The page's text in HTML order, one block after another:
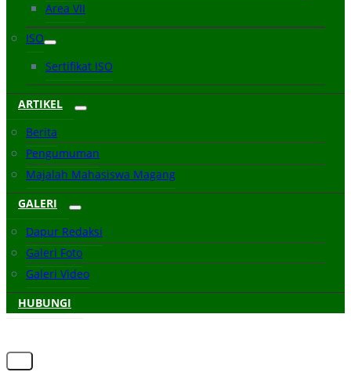
Area VII
ISO
Sertifikat ISO
ARTIKEL
Berita
Pengumuman
Majalah Mahasiswa Magang
GALERI
Dapur Redaksi
Galeri Foto
Galeri Video
HUBUNGI